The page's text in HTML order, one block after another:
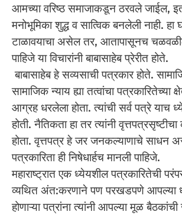
आमच्या वरिष्ठ समाजाकडून ठरवले जाईल,
मनोभूमिका शुद्ध व सात्विक बनलेली नाही. हा
टाळावयाचा असेल तर, आतापासूनच
पाहिजे या विचारांनी बाबासाहेब प्रेरीत होते.
बाबासाहेब हे सव्यसाची पत्रकार होते.
सामाजिक न्याय ह्या तत्वांचा पत्रकारितेच्या
आग्रह धरलेला होता. त्यांची सर्व पत्रे याच
होती. नैतिकता हा तर त्यांनी
होता. वृत्तपत्र हे जर जनकल्याणाचे साधन
पत्रकारिता ही निषेधार्हच मानली पाहिजे.
महाराष्ट्रात एक ध्येयशील पत्रकारितेची
व्यथित अंत:करणाने पण परखडपणे आपल्या
होणाऱ्या पत्रांना त्यांनी आपल्या मूळ बैठकांची